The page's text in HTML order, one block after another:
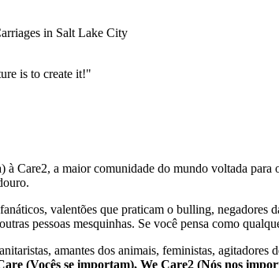
in Salt Lake City
is to create it!"
à Care2, a maior comunidade do mundo voltada
fanáticos, valentões que praticam o bulling, negadores
pessoas mesquinhas. Se você pensa como
amantes dos animais, feministas, agitadores
(Vocês se importam), We Care2 (Nós nos